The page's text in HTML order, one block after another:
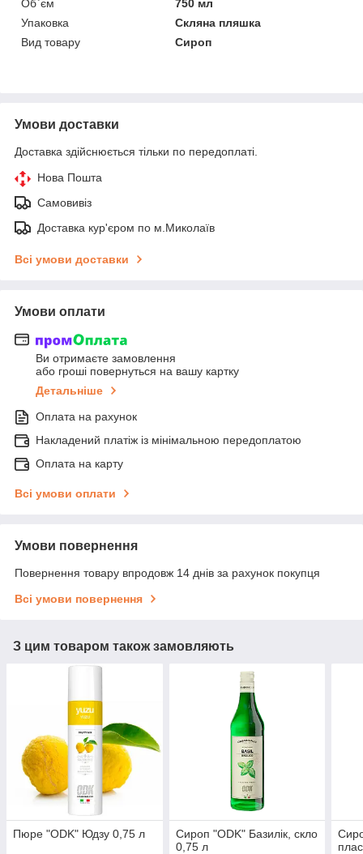
Об`єм
750 мл
Упаковка
Скляна пляшка
Вид товару
Сироп
Умови доставки
Доставка здійснюється тільки по передоплаті.
Нова Пошта
Самовивіз
Доставка кур'єром по м.Миколаїв
Всі умови доставки
Умови оплати
Ви отримаєте замовлення
або гроші повернуться на вашу картку
Детальніше
Оплата на рахунок
Накладений платіж із мінімальною передоплатою
Оплата на карту
Всі умови оплати
Умови повернення
Повернення товару впродовж 14 днів за рахунок покупця
Всі умови повернення
З цим товаром також замовляють
Пюре "ODK" Юдзу 0,75 л
Сироп "ODK" Базилік, скло
0,75 л